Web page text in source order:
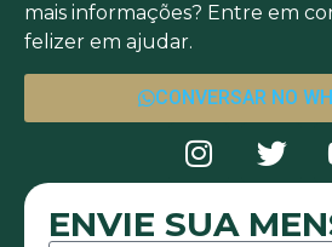
mais informações? Entre em
felizer em ajudar.
CONVERSAR NO
ENVIE SUA